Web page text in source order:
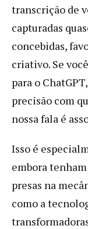
transcrição de
capturadas
concebidas,
criativo. Se
para o
precisão com
nossa fala é
Isso é
embora
presas na
como a